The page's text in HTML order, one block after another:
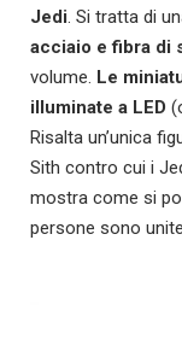
Jedi. Si tratta di
acciaio e fibra di
volume. Le
illuminate a LED
Risalta un’unica
Sith contro cui i
mostra come si
persone sono